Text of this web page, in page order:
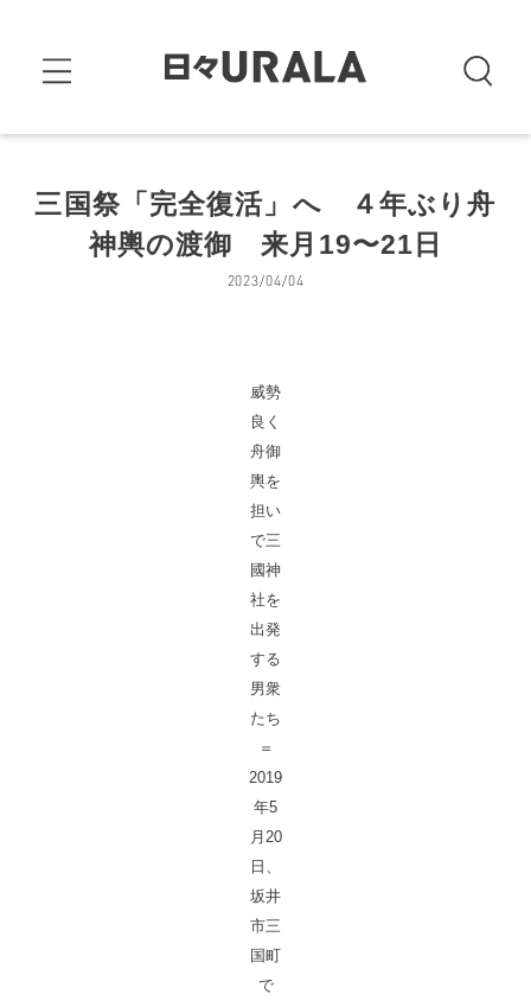
三国祭「完全復活」へ ４年ぶり舟
神輿の渡御 来月19〜21日
2023/04/04
威勢
良く
舟御
輿を
担い
で三
國神
社を
出発
する
男衆
たち
＝
2019
年5
月20
日、
坂井
市三
国町
で